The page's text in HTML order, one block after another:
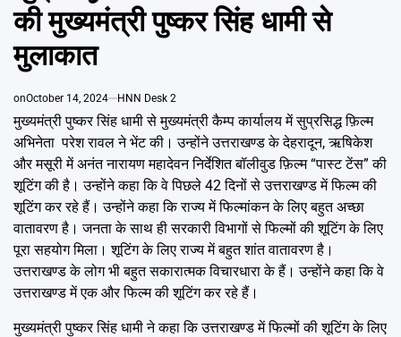
की मुख्यमंत्री पुष्कर सिंह धामी से
मुलाकात
onOctober 14, 2024 HNN Desk 2
मुख्यमंत्री पुष्कर सिंह धामी से मुख्यमंत्री कैम्प कार्यालय में सुप्रसिद्ध फ़िल्म
अभिनेता परेश रावल ने भेंट की। उन्होंने उत्तराखण्ड के देहरादून, ऋषिकेश
और मसूरी में अनंत नारायण महादेवन निर्देशित बॉलीवुड फ़िल्म “पास्ट टेंस” की
शूटिंग की है। उन्होंने कहा कि वे पिछले 42 दिनों से उत्तराखण्ड में फिल्म की
शूटिंग कर रहे हैं। उन्होंने कहा कि राज्य में फिल्मांकन के लिए बहुत अच्छा
वातावरण है। जनता के साथ ही सरकारी विभागों से फिल्मों की शूटिंग के लिए
पूरा सहयोग मिला। शूटिंग के लिए राज्य में बहुत शांत वातावरण है।
उत्तराखण्ड के लोग भी बहुत सकारात्मक विचारधारा के हैं। उन्होंने कहा कि वे
उत्तराखण्ड में एक और फिल्म की शूटिंग कर रहे हैं।
मुख्यमंत्री पुष्कर सिंह धामी ने कहा कि उत्तराखण्ड में फिल्मों की शूटिंग के लिए